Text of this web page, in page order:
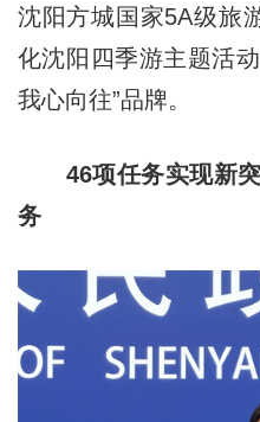
沈阳方城国家5A级旅
化沈阳四季游主题活
我心向往”品牌。
46项任务实现新突
务